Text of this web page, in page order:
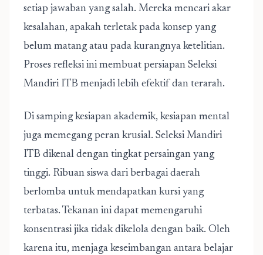
setiap jawaban yang salah. Mereka mencari akar
kesalahan, apakah terletak pada konsep yang
belum matang atau pada kurangnya ketelitian.
Proses refleksi ini membuat persiapan Seleksi
Mandiri ITB menjadi lebih efektif dan terarah.
Di samping kesiapan akademik, kesiapan mental
juga memegang peran krusial. Seleksi Mandiri
ITB dikenal dengan tingkat persaingan yang
tinggi. Ribuan siswa dari berbagai daerah
berlomba untuk mendapatkan kursi yang
terbatas. Tekanan ini dapat memengaruhi
konsentrasi jika tidak dikelola dengan baik. Oleh
karena itu, menjaga keseimbangan antara belajar